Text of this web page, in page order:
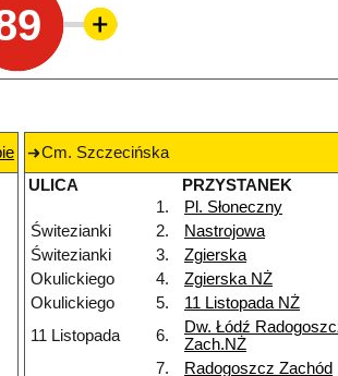
Cm. Szczecińska
ULICA
PRZYSTANEK
1.
Pl. Słoneczny
Świtezianki
2. Nastrojowa
Świtezianki
3. Zgierska
Okulickiego
4. Zgierska NŻ
Okulickiego
5.
11 Listopada NŻ
11 Listopada
6.
Dw. Łódź
Zach.NŻ
7.
Radogoszcz Zachód